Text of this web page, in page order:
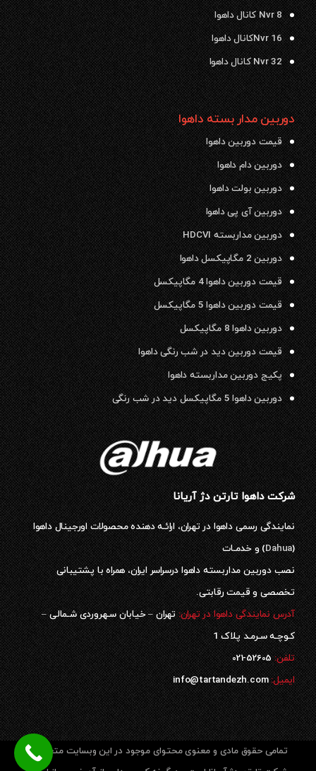
Nvr 8 کانال داهوا
Nvr 16کانال داهوا
Nvr 32 کانال داهوا
دوربین مدار بسته داهوا
قیمت دوربین داهوا
دوربین دام داهوا
دوربین بولت داهوا
دوربین آی پی داهوا
دوربین مداربسته HDCVI
دوربین 2 مگاپیکسل داهوا
قیمت دوربین داهوا 4 مگاپیکسل
قیمت دوربین داهوا 5 مگاپیکسل
دوربین داهوا 8 مگاپیکسل
قیمت دوربین دید در شب رنگی داهوا
پکیج دوربین مداربسته داهوا
دوربین داهوا 5 مگاپیکسل دید در شب رنگی
شرکت داهوا تارتن دژ آریانا
نمایندگی رسمی داهوا در تهران، ارائـه دهنده محصولات اورجینال داهوا
(
Dahua) و خدمـات
نصب دوربین مداربسته داهوا درسراسر ایران، همراه با پشتیبانی
تخصصی و قیمت رقابتی.
آدرس نمایندگی داهوا در تهران:تهران – خیابان سـهروردی شـمالی –
کـوچـه سـرمـد پلاک 1
تلفن:52605-021
ایمیل:info@tartandezh.com
تمامی حقوق مادی و معنوی محتوای موجود در این وبسایت متعلق به